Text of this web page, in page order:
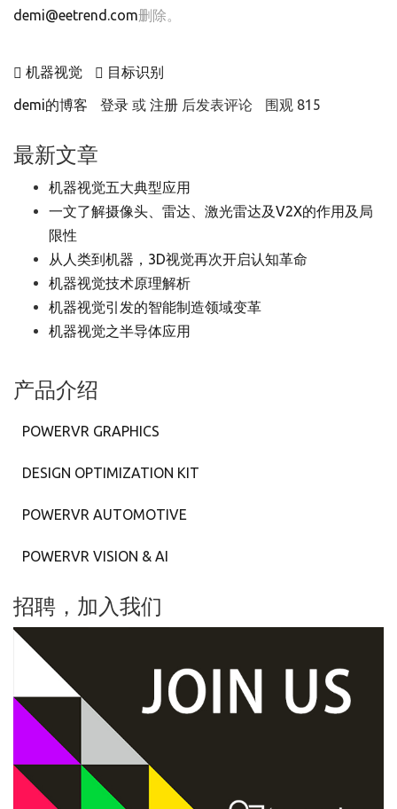
demi@eetrend.com删除。
机器视觉 目标识别
demi的博客 登录 或 注册 后发表评论 围观 815
最新文章
机器视觉五大典型应用
一文了解摄像头、雷达、激光雷达及V2X的作用及局
限性
从人类到机器，3D视觉再次开启认知革命
机器视觉技术原理解析
机器视觉引发的智能制造领域变革
机器视觉之半导体应用
产品介绍
POWERVR GRAPHICS
DESIGN OPTIMIZATION KIT
POWERVR AUTOMOTIVE
POWERVR VISION & AI
招聘，加入我们